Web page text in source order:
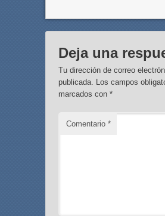
Deja una
Tu dirección de correo
publicada. Los campos
marcados con *
Comentario *